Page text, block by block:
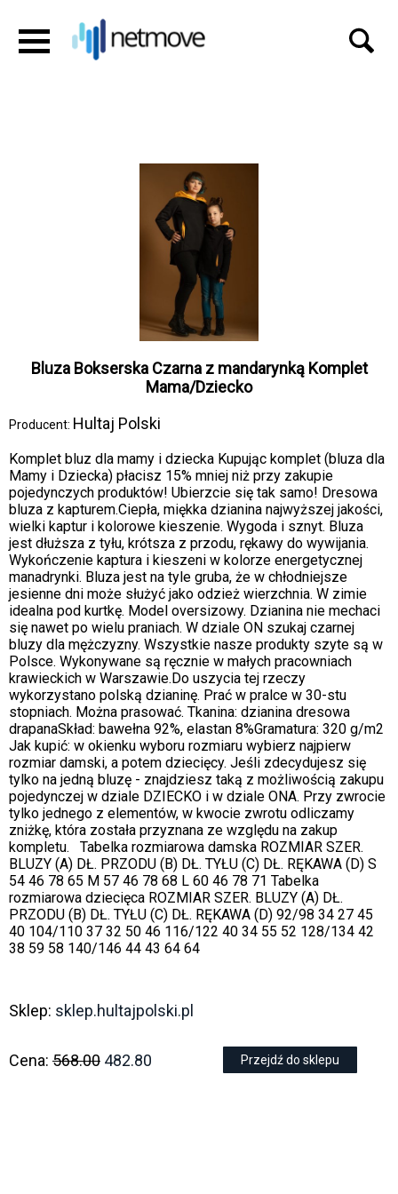
Bluza Bokserska Czarna z mandarynką Komplet
Mama/Dziecko
Producent: Hultaj Polski
Komplet bluz dla mamy i dziecka Kupując komplet (bluza dla
Mamy i Dziecka) płacisz 15% mniej niż przy zakupie
pojedynczych produktów! Ubierzcie się tak samo! Dresowa
bluza z kapturem.Ciepła, miękka dzianina najwyższej jakości,
wielki kaptur i kolorowe kieszenie. Wygoda i sznyt. Bluza
jest dłuższa z tyłu, krótsza z przodu, rękawy do wywijania.
Wykończenie kaptura i kieszeni w kolorze energetycznej
manadrynki. Bluza jest na tyle gruba, że w chłodniejsze
jesienne dni może służyć jako odzież wierzchnia. W zimie
idealna pod kurtkę. Model oversizowy. Dzianina nie mechaci
się nawet po wielu praniach. W dziale ON szukaj czarnej
bluzy dla mężczyzny. Wszystkie nasze produkty szyte są w
Polsce. Wykonywane są ręcznie w małych pracowniach
krawieckich w Warszawie.Do uszycia tej rzeczy
wykorzystano polską dzianinę. Prać w pralce w 30-stu
stopniach. Można prasować. Tkanina: dzianina dresowa
drapanaSkład: bawełna 92%, elastan 8%Gramatura: 320 g/m2
Jak kupić: w okienku wyboru rozmiaru wybierz najpierw
rozmiar damski, a potem dziecięcy. Jeśli zdecydujesz się
tylko na jedną bluzę - znajdziesz taką z możliwością zakupu
pojedynczej w dziale DZIECKO i w dziale ONA. Przy zwrocie
tylko jednego z elementów, w kwocie zwrotu odliczamy
zniżkę, która została przyznana ze względu na zakup
kompletu. Tabelka rozmiarowa damska ROZMIAR SZER.
BLUZY (A) DŁ. PRZODU (B) DŁ. TYŁU (C) DŁ. RĘKAWA (D) S
54 46 78 65 M 57 46 78 68 L 60 46 78 71 Tabelka
rozmiarowa dziecięca ROZMIAR SZER. BLUZY (A) DŁ.
PRZODU (B) DŁ. TYŁU (C) DŁ. RĘKAWA (D) 92/98 34 27 45
40 104/110 37 32 50 46 116/122 40 34 55 52 128/134 42
38 59 58 140/146 44 43 64 64
Sklep: sklep.hultajpolski.pl
Cena: 568.00 482.80 Przejdź do sklepu